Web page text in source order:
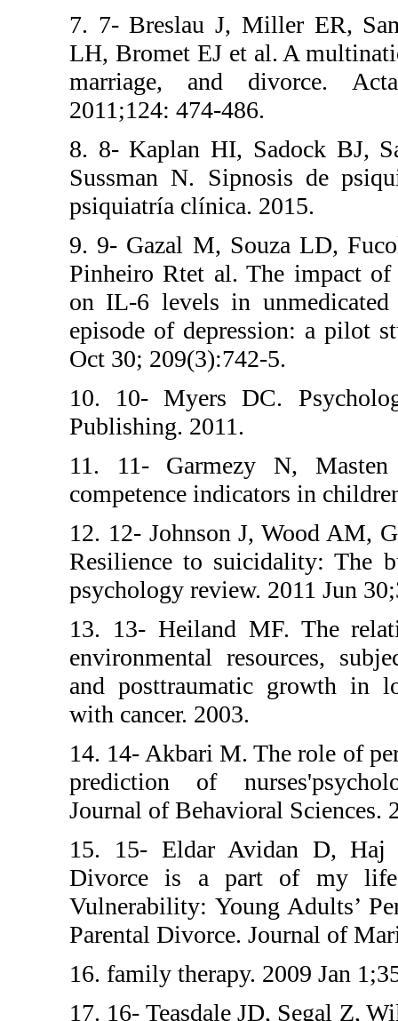
7. 7- Breslau
LH, Bromet EJ
marriage,
2011;124: 474-
8. 8- Kaplan
Sussman N.
psiquiatría
9. 9- Gazal M,
Pinheiro Rtet
on IL-6 levels
episode of
Oct 30;
10. 10-
Publishing.
11. 11-
competence
12. 12-
Resilience to
psychology
13. 13-
environmental
and
with cancer.
14. 14- Akbari
prediction of
Journal of
15. 15- Eldar
Divorce is a
Vulnerability:
Parental
16. family
17. 16-